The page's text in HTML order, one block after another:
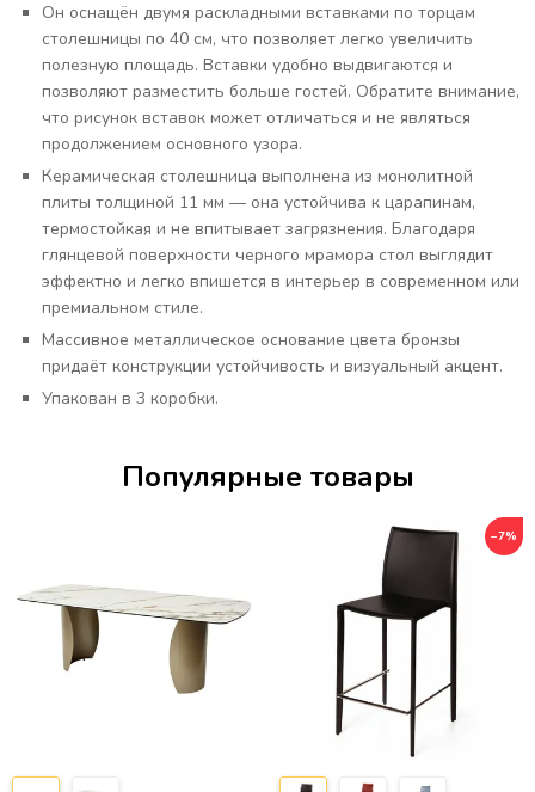
Он оснащён двумя раскладными вставками по торцам
столешницы по 40 см, что позволяет легко увеличить
полезную площадь. Вставки удобно выдвигаются и
позволяют разместить больше гостей. Обратите внимание,
что рисунок вставок может отличаться и не являться
продолжением основного узора.
Керамическая столешница выполнена из монолитной
плиты толщиной 11 мм — она устойчива к царапинам,
термостойкая и не впитывает загрязнения. Благодаря
глянцевой поверхности черного мрамора стол выглядит
эффектно и легко впишется в интерьер в современном или
премиальном стиле.
Массивное металлическое основание цвета бронзы
придаёт конструкции устойчивость и визуальный акцент.
Упакован в 3 коробки.
Популярные товары
−7%